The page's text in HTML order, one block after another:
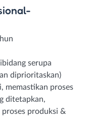
serupa
diprioritaskan)
memastikan proses
ditetapkan,
produksi &